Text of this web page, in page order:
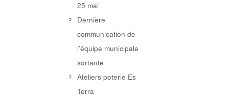
25 mai
Dernière
communication de
l’équipe municipale
sortante
Ateliers poterie Es
Terra